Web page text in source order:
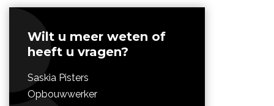
Wilt u meer weten of
heeft u vragen?
Saskia Pisters
Opbouwwerker